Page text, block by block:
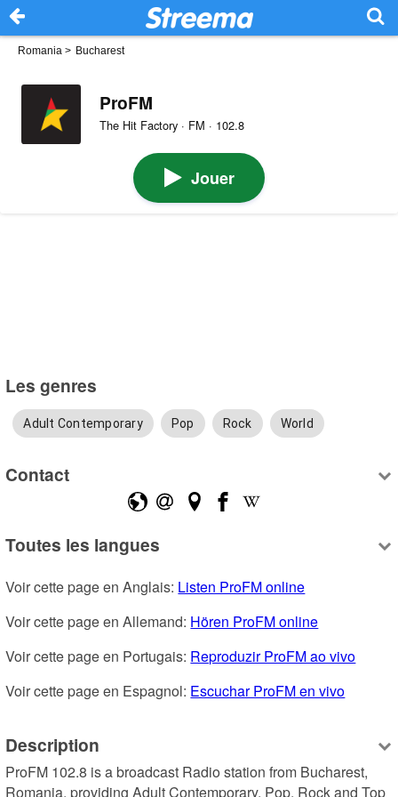
Romania > Bucharest
ProFM
The Hit Factory · FM · 102.8
Jouer
Les genres
Adult Contemporary Pop Rock World
Contact
Toutes les langues
Voir cette page en Anglais: Listen ProFM online
Voir cette page en Allemand: Hören ProFM online
Voir cette page en Portugais: Reproduzir ProFM ao vivo
Voir cette page en Espagnol: Escuchar ProFM en vivo
Description
ProFM 102.8 is a broadcast Radio station from Bucharest,
Romania, providing Adult Contemporary, Pop, Rock and Top